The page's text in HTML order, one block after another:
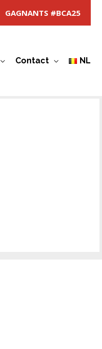
GAGNANTS #BCA25
Contact NL